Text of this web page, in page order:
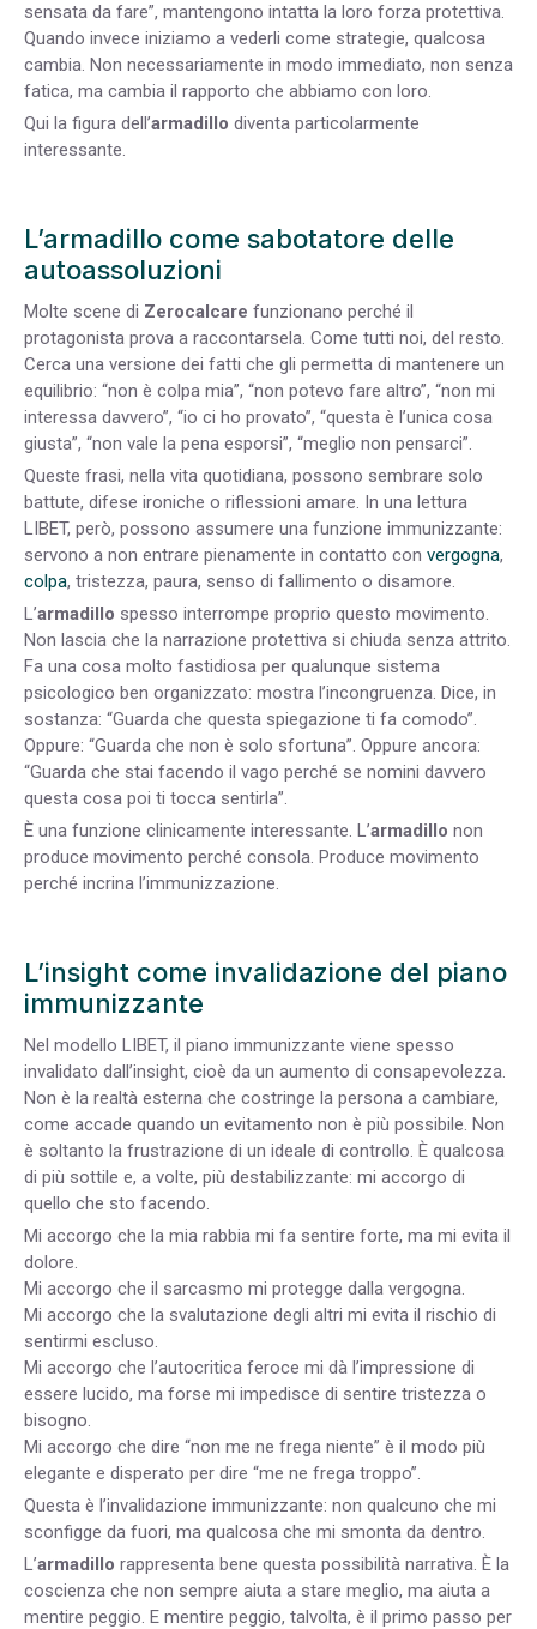
sensata da fare”, mantengono intatta la loro forza protettiva.
Quando invece iniziamo a vederli come strategie, qualcosa
cambia. Non necessariamente in modo immediato, non senza
fatica, ma cambia il rapporto che abbiamo con loro.
Qui la figura dell’armadillo diventa particolarmente
interessante.
L’armadillo come sabotatore delle
autoassoluzioni
Molte scene di Zerocalcare funzionano perché il
protagonista prova a raccontarsela. Come tutti noi, del resto.
Cerca una versione dei fatti che gli permetta di mantenere un
equilibrio: “non è colpa mia”, “non potevo fare altro”, “non mi
interessa davvero”, “io ci ho provato”, “questa è l’unica cosa
giusta”, “non vale la pena esporsi”, “meglio non pensarci”.
Queste frasi, nella vita quotidiana, possono sembrare solo
battute, difese ironiche o riflessioni amare. In una lettura
LIBET, però, possono assumere una funzione immunizzante:
servono a non entrare pienamente in contatto con vergogna,
colpa, tristezza, paura, senso di fallimento o disamore.
L’armadillo spesso interrompe proprio questo movimento.
Non lascia che la narrazione protettiva si chiuda senza attrito.
Fa una cosa molto fastidiosa per qualunque sistema
psicologico ben organizzato: mostra l’incongruenza. Dice, in
sostanza: “Guarda che questa spiegazione ti fa comodo”.
Oppure: “Guarda che non è solo sfortuna”. Oppure ancora:
“Guarda che stai facendo il vago perché se nomini davvero
questa cosa poi ti tocca sentirla”.
È una funzione clinicamente interessante. L’armadillo non
produce movimento perché consola. Produce movimento
perché incrina l’immunizzazione.
L’insight come invalidazione del piano
immunizzante
Nel modello LIBET, il piano immunizzante viene spesso
invalidato dall’insight, cioè da un aumento di consapevolezza.
Non è la realtà esterna che costringe la persona a cambiare,
come accade quando un evitamento non è più possibile. Non
è soltanto la frustrazione di un ideale di controllo. È qualcosa
di più sottile e, a volte, più destabilizzante: mi accorgo di
quello che sto facendo.
Mi accorgo che la mia rabbia mi fa sentire forte, ma mi evita il
dolore.
Mi accorgo che il sarcasmo mi protegge dalla vergogna.
Mi accorgo che la svalutazione degli altri mi evita il rischio di
sentirmi escluso.
Mi accorgo che l’autocritica feroce mi dà l’impressione di
essere lucido, ma forse mi impedisce di sentire tristezza o
bisogno.
Mi accorgo che dire “non me ne frega niente” è il modo più
elegante e disperato per dire “me ne frega troppo”.
Questa è l’invalidazione immunizzante: non qualcuno che mi
sconfigge da fuori, ma qualcosa che mi smonta da dentro.
L’armadillo rappresenta bene questa possibilità narrativa. È la
coscienza che non sempre aiuta a stare meglio, ma aiuta a
mentire peggio. E mentire peggio, talvolta, è il primo passo per